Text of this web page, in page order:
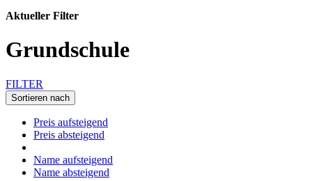
Aktueller Filter
Grundschule
FILTER
Sortieren nach
Preis aufsteigend
Preis absteigend
Name aufsteigend
Name absteigend